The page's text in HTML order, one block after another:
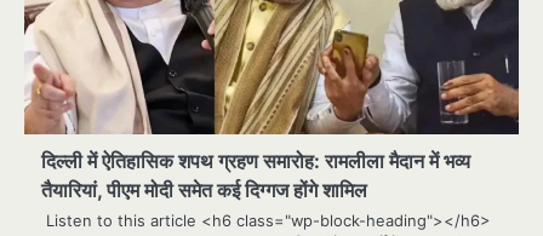
दिल्ली में ऐतिहासिक शपथ ग्रहण समारोह: रामलीला मैदान में भव्य
तैयारियां, पीएम मोदी समेत कई दिग्गज होंगे शामिल
Listen to this article <h6 class="wp-block-heading"></h6>